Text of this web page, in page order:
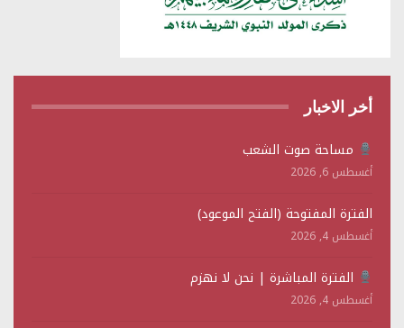
أخر الاخبار
مساحة صوت الشعب
أغسطس 6, 2026
الفترة المفتوحة (الفتح الموعود)
أغسطس 4, 2026
الفترة المباشرة | نحن لا نهزم
أغسطس 4, 2026